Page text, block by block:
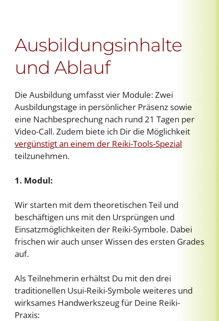
Ausbildungsinhalte
und Ablauf
Die Ausbildung umfasst vier Module: Zwei
Ausbildungstage in persönlicher Präsenz sowie
eine Nachbesprechung nach rund 21 Tagen per
Video-Call. Zudem biete ich Dir die Möglichkeit
vergünstigt an einem der Reiki-Tools-Spezial
teilzunehmen.
1. Modul:
Wir starten mit dem theoretischen Teil und
beschäftigen uns mit den Ursprüngen und
Einsatzmöglichkeiten der Reiki-Symbole. Dabei
frischen wir auch unser Wissen des ersten Grades
auf.
Als Teilnehmerin erhältst Du mit den drei
traditionellen Usui-Reiki-Symbole weiteres und
wirksames Handwerkszeug für Deine Reiki-
Praxis: